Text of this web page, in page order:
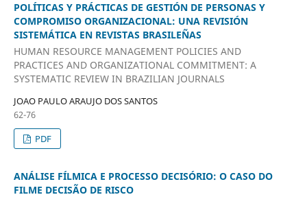
POLÍTICAS Y PRÁCTICAS DE GESTIÓN DE PERSONAS Y
COMPROMISO ORGANIZACIONAL: UNA REVISIÓN
SISTEMÁTICA EN REVISTAS BRASILEÑAS
HUMAN RESOURCE MANAGEMENT POLICIES AND
PRACTICES AND ORGANIZATIONAL COMMITMENT: A
SYSTEMATIC REVIEW IN BRAZILIAN JOURNALS
JOAO PAULO ARAUJO DOS SANTOS
62-76
PDF
ANÁLISE FÍLMICA E PROCESSO DECISÓRIO: O CASO DO
FILME DECISÃO DE RISCO